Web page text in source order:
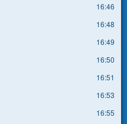
16:46
16:48
16:49
16:50
16:51
16:53
16:55